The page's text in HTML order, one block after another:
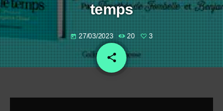
temps
today 27/03/2023 20 3
share
email